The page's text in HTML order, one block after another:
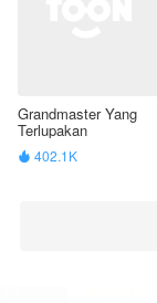
Grandmaster Yang
Terlupakan
 402.1K